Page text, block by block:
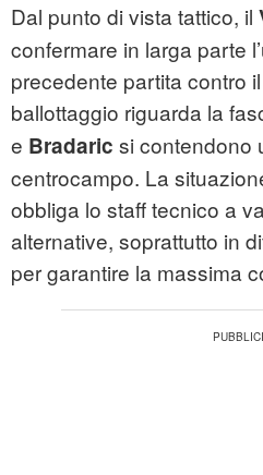
Dal punto di vista tattico, il
confermare in larga parte
precedente partita contro
ballottaggio riguarda la
e Bradaric si contendono
centrocampo. La
obbliga lo staff tecnico a
alternative, soprattutto in
per garantire la massima